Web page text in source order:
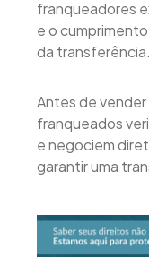
franqueadores
e o
da transferência.
Antes de vender
franqueados
e negociem
garantir uma